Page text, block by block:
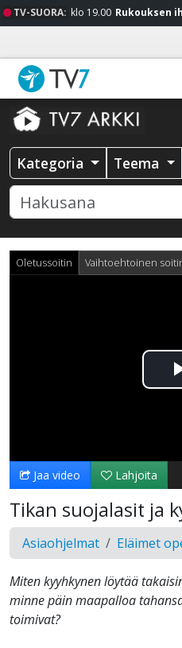
TV-SUORA: klo 19.00 Rukouksen
Kategoria Teema
Oletussoitin Vaihtoehtoinen
Jaa video Lahjoita
Tikan suojalasit ja
Asiaohjelmat Eläimet
Miten kyyhkynen löytää
minne päin maapalloa
toimivat?